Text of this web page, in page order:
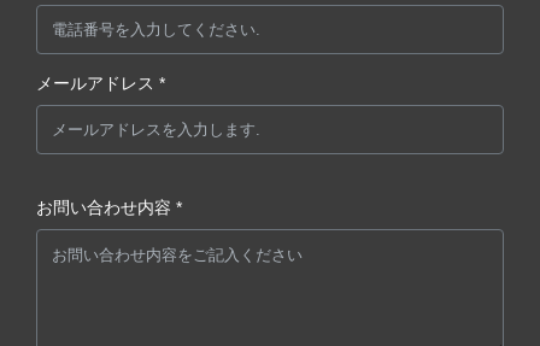
メールアドレス *
お問い合わせ内容 *